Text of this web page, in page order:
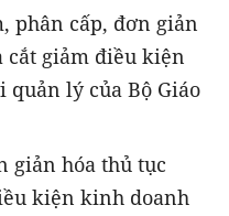
phân cấp, đơn giản
cắt giảm điều kiện
lý của Bộ Giáo
giản hóa thủ tục
kiện kinh doanh